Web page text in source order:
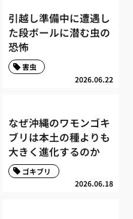
引越し準備中に遭遇し
た段ボールに潜む虫の
恐怖
2026.06.22
害虫
なぜ沖縄のワモンゴキ
ブリは本土の種よりも
大きく進化するのか
2026.06.18
ゴキブリ